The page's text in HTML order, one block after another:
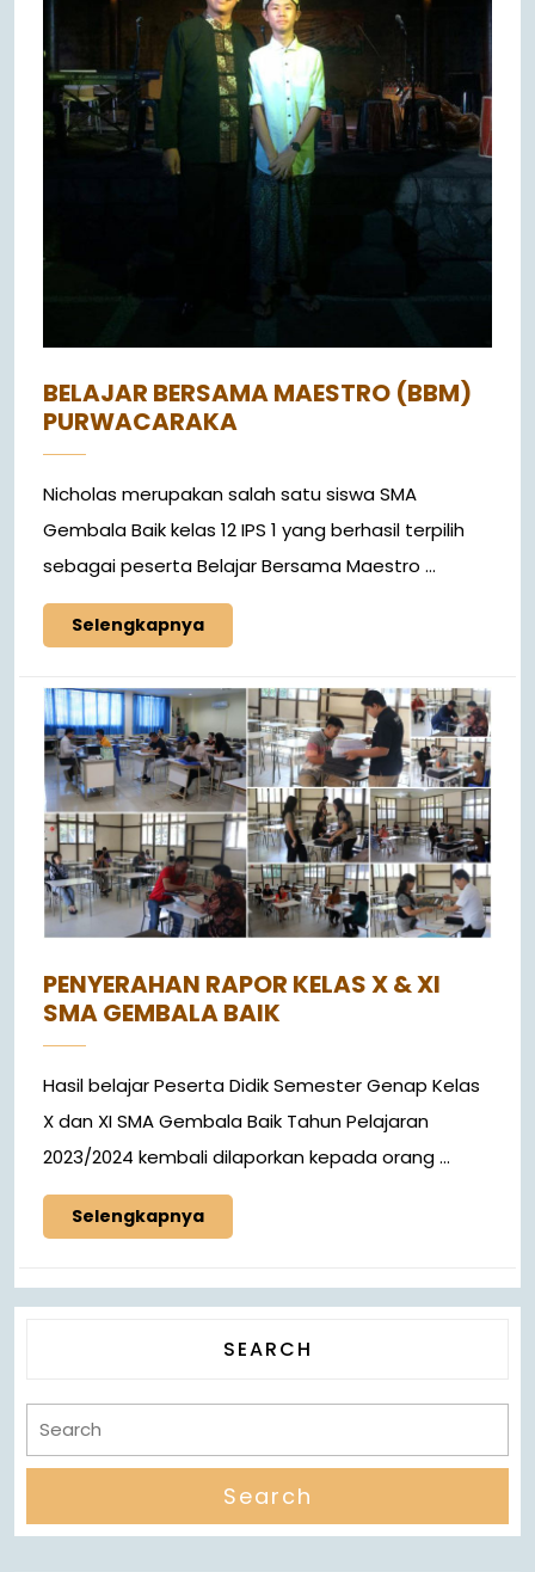
BELAJAR BERSAMA MAESTRO (BBM)
PURWACARAKA
Nicholas merupakan salah satu siswa SMA
Gembala Baik kelas 12 IPS 1 yang berhasil terpilih
sebagai peserta Belajar Bersama Maestro ...
Selengkapnya
PENYERAHAN RAPOR KELAS X & XI
SMA GEMBALA BAIK
Hasil belajar Peserta Didik Semester Genap Kelas
X dan XI SMA Gembala Baik Tahun Pelajaran
2023/2024 kembali dilaporkan kepada orang ...
Selengkapnya
SEARCH